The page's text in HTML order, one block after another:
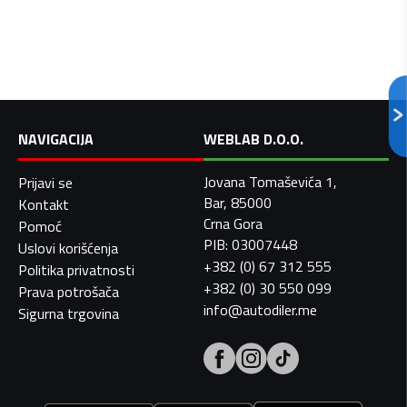
NAVIGACIJA
Prijavi se
Kontakt
Pomoć
Uslovi korišćenja
Politika privatnosti
Prava potrošača
Sigurna trgovina
WEBLAB D.O.O.
Jovana Tomaševića 1,
Bar, 85000
Crna Gora
PIB: 03007448
+382 (0) 67 312 555
+382 (0) 30 550 099
info@autodiler.me